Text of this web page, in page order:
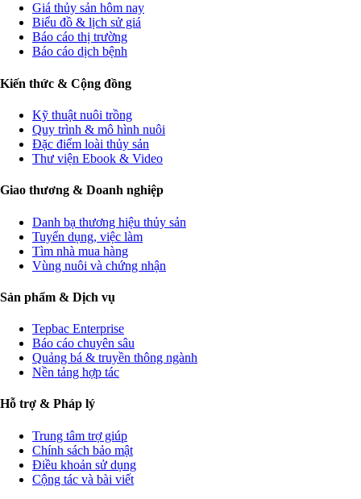
Giá thủy sản hôm nay
Biểu đồ & lịch sử giá
Báo cáo thị trường
Báo cáo dịch bệnh
Kiến thức & Cộng đồng
Kỹ thuật nuôi trồng
Quy trình & mô hình nuôi
Đặc điểm loài thủy sản
Thư viện Ebook & Video
Giao thương & Doanh nghiệp
Danh bạ thương hiệu thủy sản
Tuyển dụng, việc làm
Tìm nhà mua hàng
Vùng nuôi và chứng nhận
Sản phẩm & Dịch vụ
Tepbac Enterprise
Báo cáo chuyên sâu
Quảng bá & truyền thông ngành
Nền tảng hợp tác
Hỗ trợ & Pháp lý
Trung tâm trợ giúp
Chính sách bảo mật
Điều khoản sử dụng
Cộng tác và bài viết